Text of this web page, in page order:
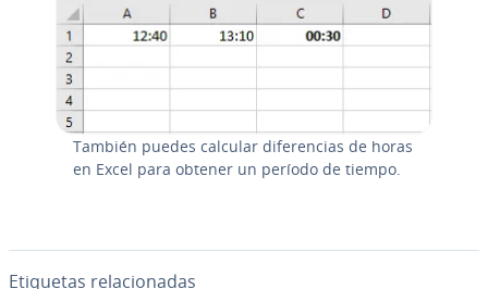
También puedes calcular di­fe­re­n­cias de horas
en Excel para obtener un período de tiempo.
Etiquetas re­la­cio­na­das